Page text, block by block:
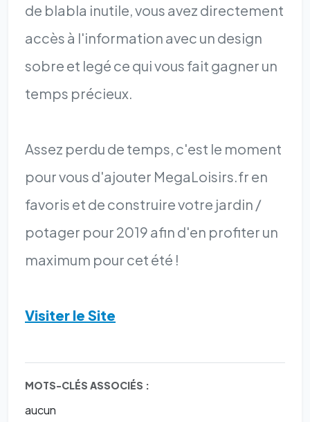
de blabla inutile, vous avez directement
accès à l'information avec un design
sobre et legé ce qui vous fait gagner un
temps précieux.
Assez perdu de temps, c'est le moment
pour vous d'ajouter MegaLoisirs.fr en
favoris et de construire votre jardin /
potager pour 2019 afin d'en profiter un
maximum pour cet été !
Visiter le Site
MOTS-CLÉS ASSOCIÉS :
aucun